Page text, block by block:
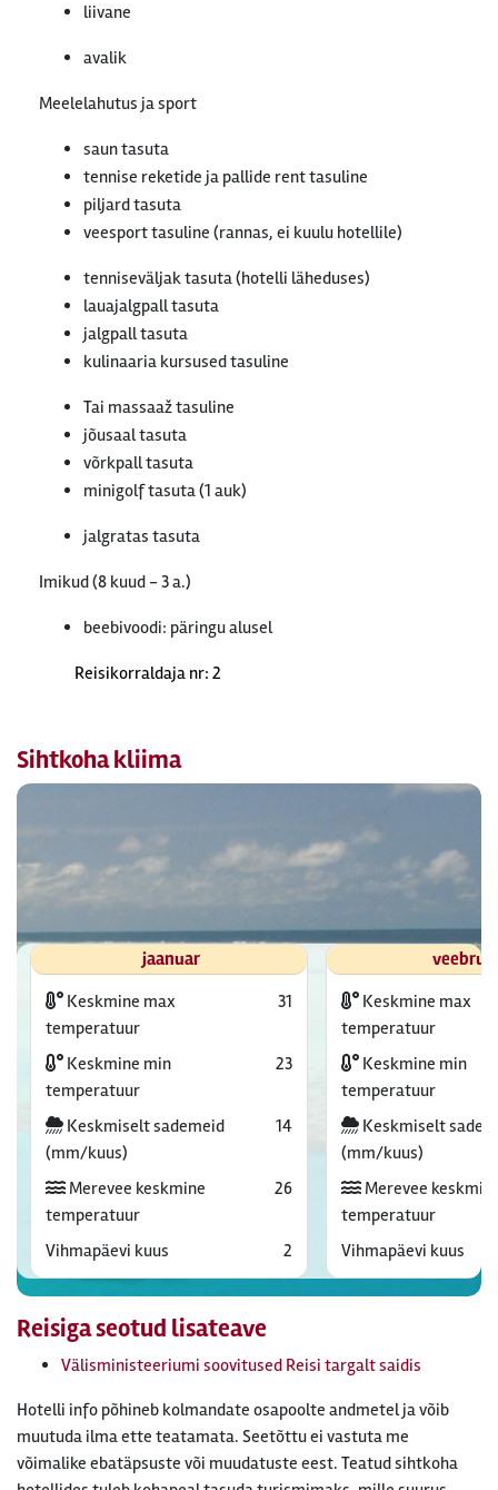
liivane
avalik
Meelelahutus ja sport
saun tasuta
tennise reketide ja pallide rent tasuline
piljard tasuta
veesport tasuline (rannas, ei kuulu hotellile)
tenniseväljak tasuta (hotelli läheduses)
lauajalgpall tasuta
jalgpall tasuta
kulinaaria kursused tasuline
Tai massaaž tasuline
jõusaal tasuta
võrkpall tasuta
minigolf tasuta (1 auk)
jalgratas tasuta
Imikud (8 kuud - 3 a.)
beebivoodi: päringu alusel
Reisikorraldaja nr: 2
Sihtkoha kliima
jaanuar
Keskmine max
temperatuur
31
Keskmine min
temperatuur
23
Keskmiselt sademeid
(mm/kuus)
14
Merevee keskmine
temperatuur
26
Vihmapäevi kuus 2
Keskmine max
temperatuur
Keskmine min
temperatuur
Keskmiselt
(mm/kuus)
Merevee
temperatuur
Vihmapäevi kuus
Reisiga seotud lisateave
Välisministeeriumi soovitused Reisi targalt saidis
Hotelli info põhineb kolmandate osapoolte andmetel ja võib
muutuda ilma ette teatamata. Seetõttu ei vastuta me
võimalike ebatäpsuste või muudatuste eest. Teatud sihtkoha